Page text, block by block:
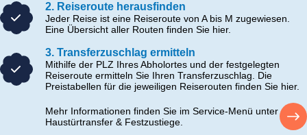
2. Reiseroute herausfinden
Jeder Reise ist eine Reiseroute von A bis M zugewiesen.
Eine Übersicht aller Routen finden Sie hier.
3. Transferzuschlag ermitteln
Mithilfe der PLZ Ihres Abholortes und der festgelegten
Reiseroute ermitteln Sie Ihren Transferzuschlag. Die
Preistabellen für die jeweiligen Reiserouten finden Sie hier.
Mehr Informationen finden Sie im Service-Menü unter
Haustürtransfer & Festzustiege.